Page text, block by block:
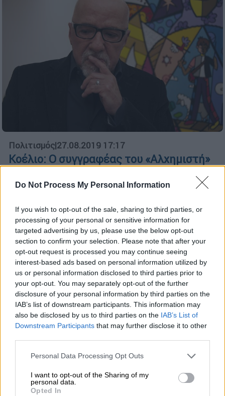
Do Not Process My Personal Information
If you wish to opt-out of the sale, sharing to third parties, or
processing of your personal or sensitive information for
targeted advertising by us, please use the below opt-out
section to confirm your selection. Please note that after your
opt-out request is processed you may continue seeing
interest-based ads based on personal information utilized by
us or personal information disclosed to third parties prior to
your opt-out. You may separately opt-out of the further
disclosure of your personal information by third parties on the
IAB’s list of downstream participants. This information may
also be disclosed by us to third parties on the IAB’s List of
Downstream Participants that may further disclose it to other
Please note that this website/app uses one or more Google
not limited to your visit or usage behaviour. You may click to
grant or deny consent to Google and its third-party tags to
Personal Data Processing Opt Outs
I want to opt-out of the Sharing of my
personal data.
Opted In
Πολιτισμός|27.08.2019 17:17
Κοέλιο: Ο συγγραφέας του «Αλχημιστή»
«Συγγνώμη, χίλιες φορές συγγνώμη» από τον
Πάολο Κοέλιο
Σινεμά|07.12.2018 15:21
«Ο Αλχημιστής» του Πάουλο Κοέλιο
γίνεται ταινία